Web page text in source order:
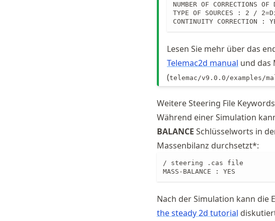
NUMBER OF
TYPE OF SOURCES : 2
CONTINUITY
Lesen Sie mehr über das
Telemac2d manual und das
(telemac/v9.0.0/examples/
Weitere Steering File Keywords
Während einer Simulation
BALANCE Schlüsselworts in
Massenbilanz durchsetzt*:
/ steering .cas file
MASS-BALANCE : YES
Nach der Simulation kann die
the steady 2d tutorial